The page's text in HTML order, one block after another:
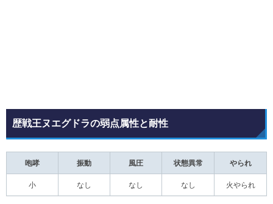
歴戦王ヌエグドラの弱点属性と耐性
咆哮 振動 風圧 状態異常 やられ
小 なし なし なし 火やられ